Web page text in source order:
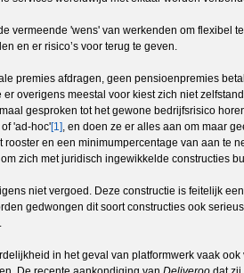
'wens' van werkenden om flexibel
en er risico’s voor terug te geven.
premies afdragen, geen pensioenpremies
overigens meestal voor kiest zich niet
gesproken tot het gewone bedrijfsrisico
'ad-hoc'[1], en doen ze er alles aan om maar
en een minimumpercentage van aan te
zich met juridisch ingewikkelde constructies
niet vergoed. Deze constructie is feitelijk
gedwongen dit soort constructies ook
in het geval van platformwerk vaak